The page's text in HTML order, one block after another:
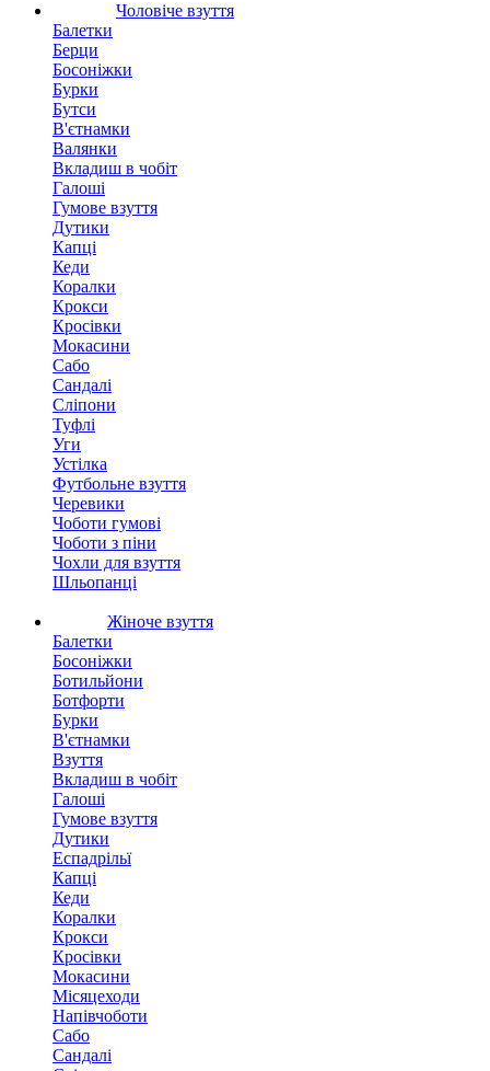
Чоловіче взуття
Балетки
Берци
Босоніжки
Бурки
Бутси
В'єтнамки
Валянки
Вкладиш в чобіт
Галоші
Гумове взуття
Дутики
Капці
Кеди
Коралки
Крокси
Кросівки
Мокасини
Сабо
Сандалі
Сліпони
Туфлі
Уги
Устілка
Футбольне взуття
Черевики
Чоботи гумові
Чоботи з піни
Чохли для взуття
Шльопанці
Жіноче взуття
Балетки
Босоніжки
Ботильйони
Ботфорти
Бурки
В'єтнамки
Взуття
Вкладиш в чобіт
Галоші
Гумове взуття
Дутики
Еспадрільї
Капці
Кеди
Коралки
Крокси
Кросівки
Мокасини
Місяцеходи
Напівчоботи
Сабо
Сандалі